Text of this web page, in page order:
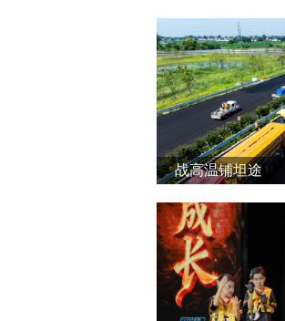
战高温铺坦途